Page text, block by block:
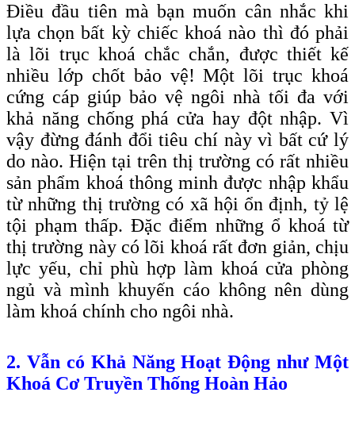
Điều đầu tiên mà bạn muốn cân nhắc khi
lựa chọn bất kỳ chiếc khoá nào thì đó phải
là lõi trục khoá chắc chắn, được thiết kế
nhiều lớp chốt bảo vệ! Một lõi trục khoá
cứng cáp giúp bảo vệ ngôi nhà tối đa với
khả năng chống phá cửa hay đột nhập. Vì
vậy đừng đánh đổi tiêu chí này vì bất cứ lý
do nào. Hiện tại trên thị trường có rất nhiều
sản phẩm khoá thông minh được nhập khẩu
từ những thị trường có xã hội ổn định, tỷ lệ
tội phạm thấp. Đặc điểm những ổ khoá từ
thị trường này có lõi khoá rất đơn giản, chịu
lực yếu, chỉ phù hợp làm khoá cửa phòng
ngủ và mình khuyến cáo không nên dùng
làm khoá chính cho ngôi nhà.
2. Vẫn có Khả Năng Hoạt Động như Một
Khoá Cơ Truyền Thống Hoàn Hảo